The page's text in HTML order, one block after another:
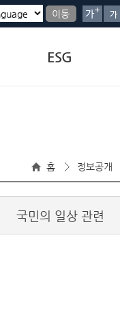
이동
ESG
홈 정보공개
국민의 일상 관련